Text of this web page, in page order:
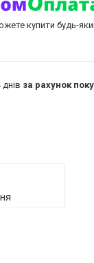
купити будь-
за рахунок